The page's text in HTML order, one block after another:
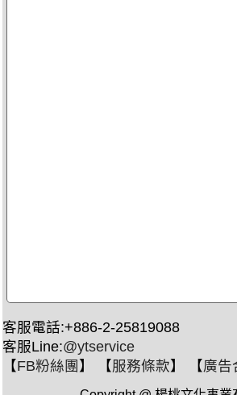
客服電話:+886-2-25819088
客服Line:@ytservice
【FB粉絲團 】 【服務條款】 【廣告